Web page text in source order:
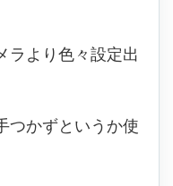
ラより色々設定出
つかずというか使